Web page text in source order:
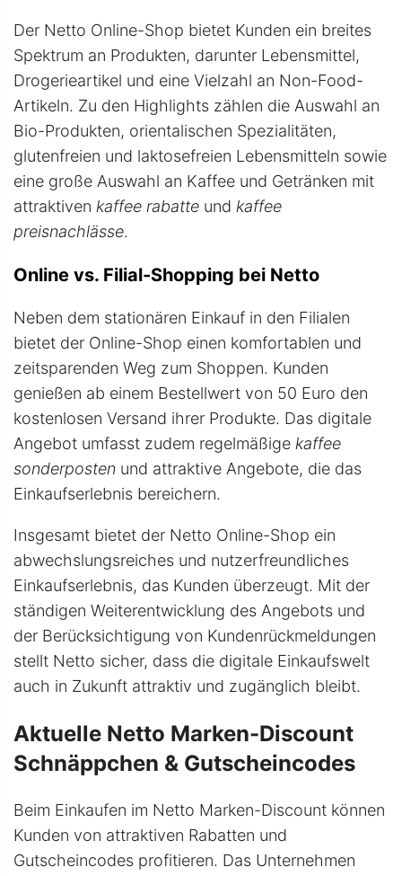
Der Netto Online-Shop bietet Kunden ein breites
Spektrum an Produkten, darunter Lebensmittel,
Drogerieartikel und eine Vielzahl an Non-Food-
Artikeln. Zu den Highlights zählen die Auswahl an
Bio-Produkten, orientalischen Spezialitäten,
glutenfreien und laktosefreien Lebensmitteln sowie
eine große Auswahl an Kaffee und Getränken mit
attraktiven kaffee rabatte und kaffee
preisnachlässe.
Online vs. Filial-Shopping bei Netto
Neben dem stationären Einkauf in den Filialen
bietet der Online-Shop einen komfortablen und
zeitsparenden Weg zum Shoppen. Kunden
genießen ab einem Bestellwert von 50 Euro den
kostenlosen Versand ihrer Produkte. Das digitale
Angebot umfasst zudem regelmäßige kaffee
sonderposten und attraktive Angebote, die das
Einkaufserlebnis bereichern.
Insgesamt bietet der Netto Online-Shop ein
abwechslungsreiches und nutzerfreundliches
Einkaufserlebnis, das Kunden überzeugt. Mit der
ständigen Weiterentwicklung des Angebots und
der Berücksichtigung von Kundenrückmeldungen
stellt Netto sicher, dass die digitale Einkaufswelt
auch in Zukunft attraktiv und zugänglich bleibt.
Aktuelle Netto Marken-Discount
Schnäppchen & Gutscheincodes
Beim Einkaufen im Netto Marken-Discount können
Kunden von attraktiven Rabatten und
Gutscheincodes profitieren. Das Unternehmen